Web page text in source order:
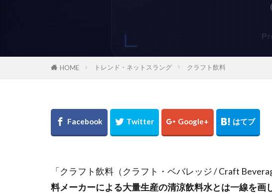
HOME トレンド・ネットスラング クラフト飲料
「クラフト飲料（クラフト・ベバレッジ / Craft
料メーカーによる大量生産の清涼飲料水とは一線を画